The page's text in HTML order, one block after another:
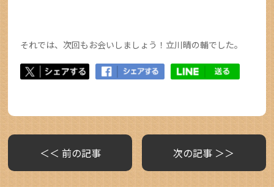
それでは、次回もお会いしましょう！立川晴の輔でした。
＜＜ 前の記事 次の記事 ＞＞